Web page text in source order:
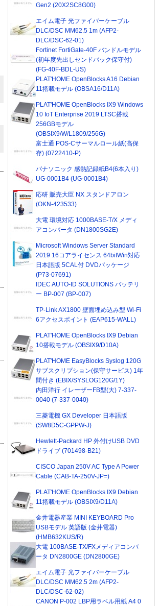
Gen2 (20X2SC8G00)
エイム電子 光ファイバーケーブル
DLC/DSC MM62.5 1m (AFP2-
DLC/DSC-62-01)
Fortinet FortiGate-40F バンドルモデル
(初年度先出しセンドバック保守付)
(FG-40F-BDL-US)
PLAT'HOME OpenBlocks A16 Debian
11搭載モデル (OBSA16/D11A)
PLAT'HOME OpenBlocks IX9 Windows
10 IoT Enterprise 2019 LTSC搭載
256GBモデル
(OBSIX9/W/L1809/256G)
富士通 POS-Cサーマルロール紙(高保
存) (0722410-P)
パナソニック 感熱記録紙B4(6本入り)
UG-0001B4 (UG-0001B4)
応研 販売大臣 NX スタンドアロン
(OKN-423533)
大電 環境対応 1000BASE-T/X メディ
アコンバータ (DN1800SG2E)
Microsoft Windows Server Standard
2019 16コアライセンス 64bitWin対応
日本語版 5CAL付 DVDパッケージ
(P73-07691)
IDEC AUTO-ID SOLUTIONS バッテリ
ー BP-007 (BP-007)
TP-Link AX1800 壁面埋め込み型 Wi-Fi
6アクセスポイント (EAP615-WALL)
PLAT'HOME OpenBlocks IX9 Debian
10搭載モデル (OBSIX9/D10A)
PLAT'HOME EasyBlocks Syslog 120G
サブスクリプション(保守サービス) 1年
間付き (EBIX/SYSLOG120G/1Y)
内田洋行 イレーザーFB型(大) 7-337-
0040 (7-337-0040)
三菱電機 GX Developer 日本語版
(SW8D5C-GPPW-J)
Hewlett-Packard HP 外付けUSB DVD
ドライブ (701498-B21)
CISCO Japan 250V AC Type A Power
Cable (CAB-TA-250V-JP=)
PLAT'HOME OpenBlocks IX9 Debian
11搭載モデル (OBSIX9/D11A)
金井電器産業 MINI KEYBOARD Pro
USBモデル 英語版 (金井電器)
(HMB632KUS/R)
大電 100BASE-TX/FXメディアコンバ
ータ DN2800GE (DN2800GE)
エイム電子 光ファイバーケーブル
DLC/DSC MM62.5 2m (AFP2-
DLC/DSC-62-02)
CANON P-002 LBP用ラベル用紙 A4 0